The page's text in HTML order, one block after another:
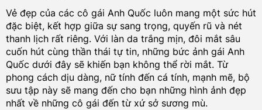
Vẻ đẹp của các cô gái Anh Quốc luôn mang một sức hút
đặc biệt, kết hợp giữa sự sang trọng, quyến rũ và nét
thanh lịch rất riêng. Với làn da trắng mịn, đôi mắt sâu
cuốn hút cùng thần thái tự tin, những bức ảnh gái Anh
Quốc dưới đây sẽ khiến bạn không thể rời mắt. Từ
phong cách dịu dàng, nữ tính đến cá tính, mạnh mẽ, bộ
sưu tập này sẽ mang đến cho bạn những hình ảnh đẹp
nhất về những cô gái đến từ xứ sở sương mù.